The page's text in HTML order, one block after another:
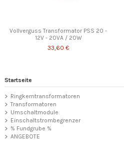
Vollverguss Transformator PSS 20 -
12V - 20VA / 20W
33,60 €
Startseite
Ringkerntransformatoren
Transformatoren
Umschaltmodule
Einschaltstrombegrenzer
% Fundgrube %
ANGEBOTE